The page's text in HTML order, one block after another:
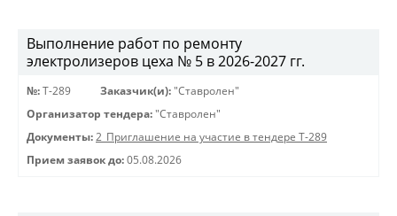
Выполнение работ по ремонту
электролизеров цеха № 5 в 2026-2027 гг.
№: Т-289 Заказчик(и): "Ставролен"
Организатор тендера: "Ставролен"
Документы: 2_Приглашение на участие в тендере Т-289
Прием заявок до: 05.08.2026